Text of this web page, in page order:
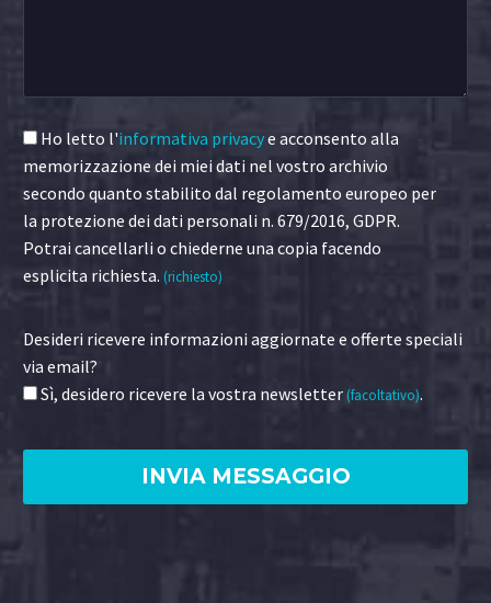
Ho letto l'informativa privacye acconsento alla
memorizzazione dei miei dati nel vostro archivio
secondo quanto stabilito dal regolamento europeo per
la protezione dei dati personali n. 679/2016, GDPR.
Potrai cancellarli o chiederne una copia facendo
esplicita richiesta. (richiesto)
Desideri ricevere informazioni aggiornate e offerte speciali
via email?
Sì, desidero ricevere la vostra newsletter(facoltativo).